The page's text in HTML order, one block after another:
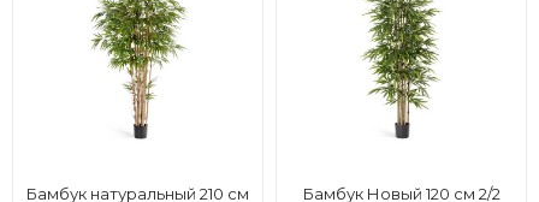
Бамбук натуральный 210 см
Бамбук Новый 120 см 2/2